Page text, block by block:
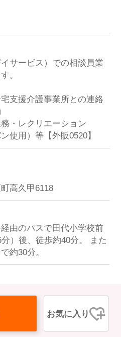
サービス）での相談員業
。
支援介護事業所との連絡
・レクリエーション
使用）等【外販0520】
高久甲6118
由のバスで田代小学校前
）後、徒歩約40分。 また
約30分。
お気に入り